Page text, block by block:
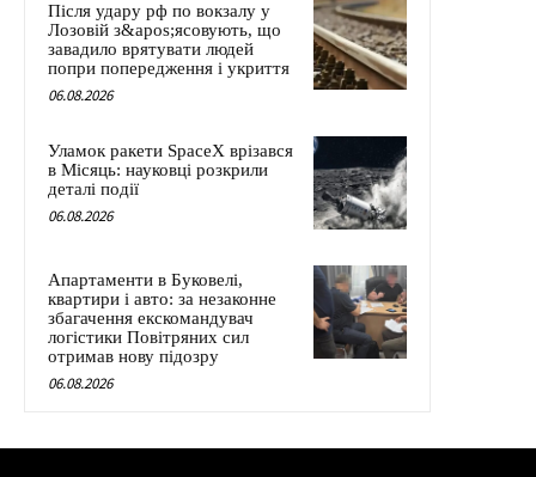
Після удару рф по вокзалу у
Лозовій з&apos;ясовують, що
завадило врятувати людей
попри попередження і укриття
06.08.2026
Уламок ракети SpaceX врізався
в Місяць: науковці розкрили
деталі події
06.08.2026
Апартаменти в Буковелі,
квартири і авто: за незаконне
збагачення екскомандувач
логістики Повітряних сил
отримав нову підозру
06.08.2026